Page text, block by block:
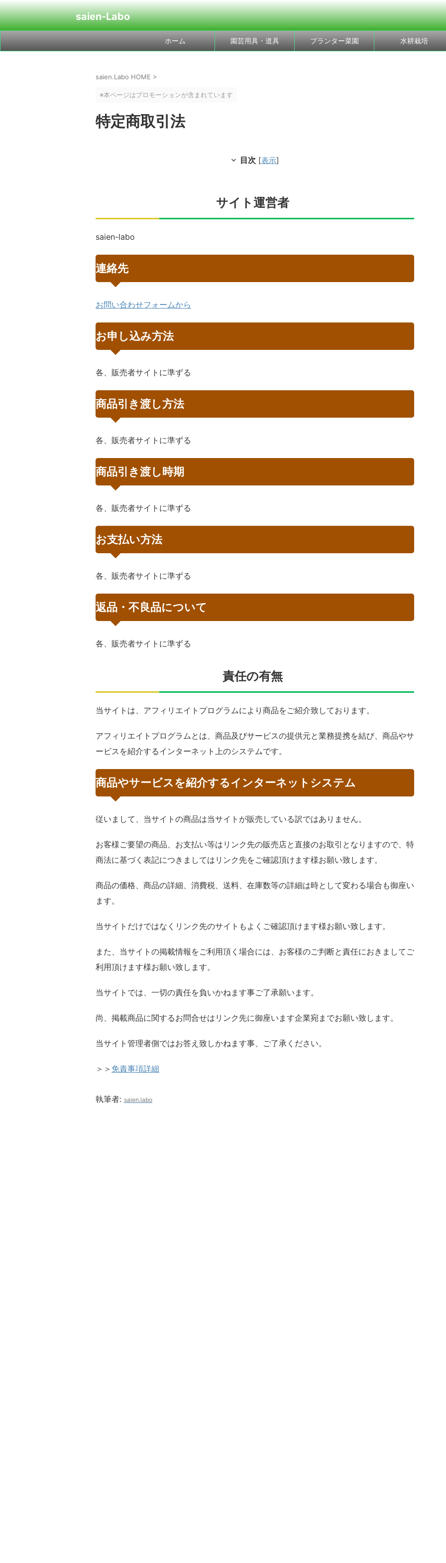
saien-Labo
ホーム 園芸用具・道具 プランター菜園 水耕栽培
saien.Labo HOME >
※本ページはプロモーションが含まれています
特定商取引法
目次 [表示]
サイト運営者
saien-labo
連絡先
お問い合わせフォームから
お申し込み方法
各、販売者サイトに準ずる
商品引き渡し方法
各、販売者サイトに準ずる
商品引き渡し時期
各、販売者サイトに準ずる
お支払い方法
各、販売者サイトに準ずる
返品・不良品について
各、販売者サイトに準ずる
責任の有無
当サイトは、アフィリエイトプログラムにより商品をご紹介致しております。
アフィリエイトプログラムとは、商品及びサービスの提供元と業務提携を結び、商品やサ
ービスを紹介するインターネット上のシステムです。
商品やサービスを紹介するインターネットシステム
従いまして、当サイトの商品は当サイトが販売している訳ではありません。
お客様ご要望の商品、お支払い等はリンク先の販売店と直接のお取引となりますので、特
商法に基づく表記につきましてはリンク先をご確認頂けます様お願い致します。
商品の価格、商品の詳細、消費税、送料、在庫数等の詳細は時として変わる場合も御座い
ます。
当サイトだけではなくリンク先のサイトもよくご確認頂けます様お願い致します。
また、当サイトの掲載情報をご利用頂く場合には、お客様のご判断と責任におきましてご
利用頂けます様お願い致します。
当サイトでは、一切の責任を負いかねます事ご了承願います。
尚、掲載商品に関するお問合せはリンク先に御座います企業宛までお願い致します。
当サイト管理者側ではお答え致しかねます事、ご了承ください。
＞＞ 免責事項詳細
執筆者: saien.labo